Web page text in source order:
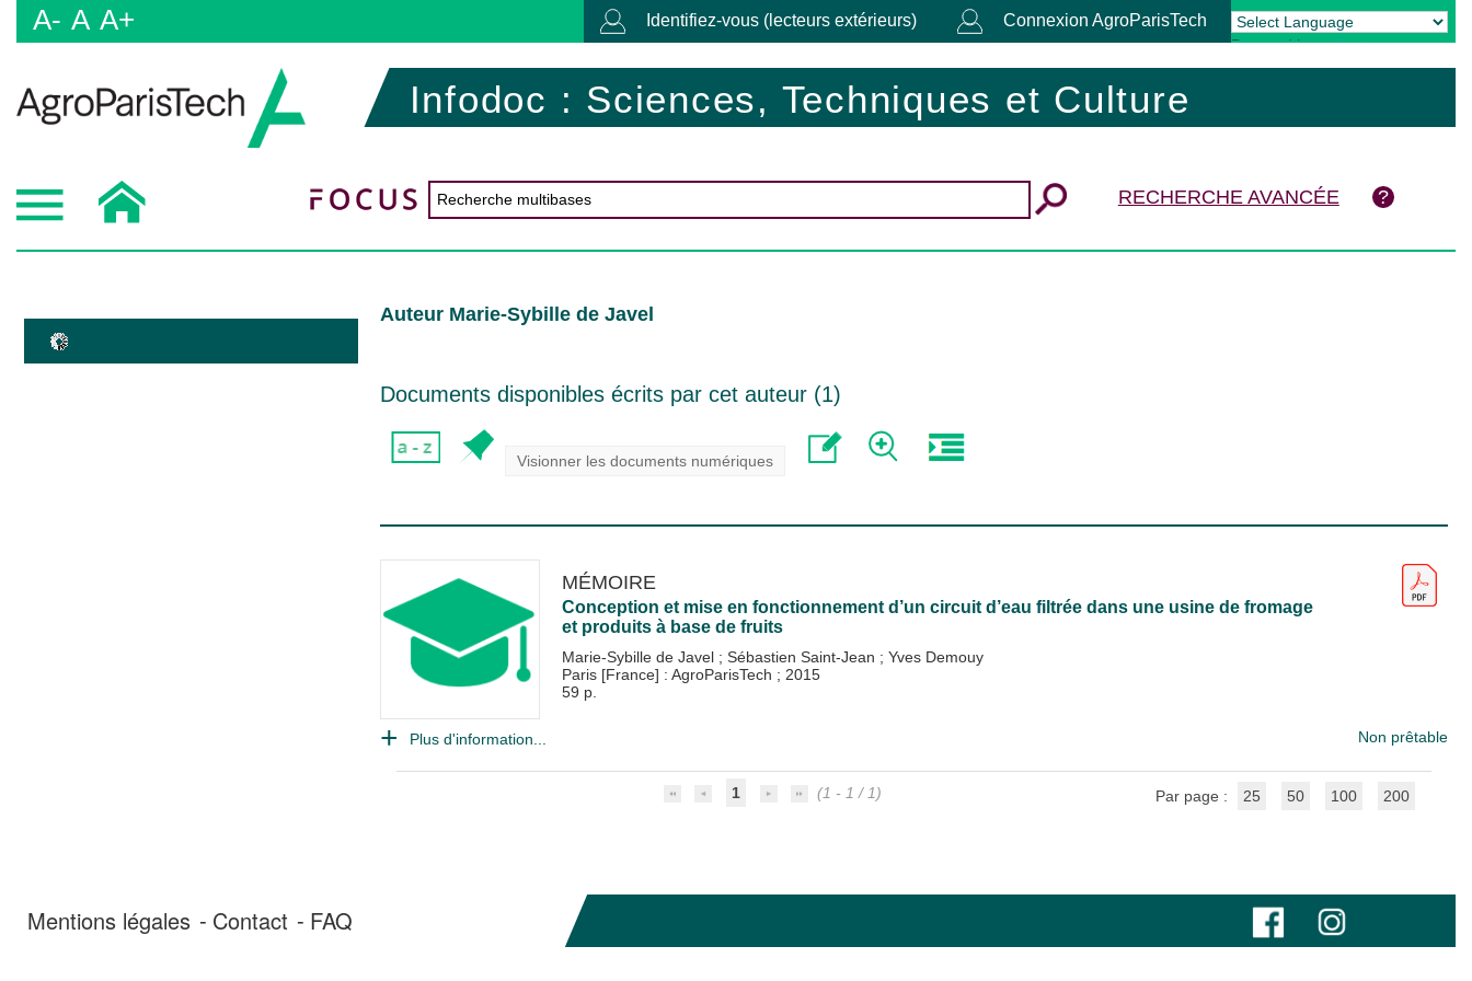
A- A A+ Identifiez-vous (lecteurs extérieurs) Connexion AgroParisTech
Powered by Translate
Infodoc : Sciences, Techniques et Culture
RECHERCHE AVANCÉE
Auteur Marie-Sybille de Javel
Documents disponibles écrits par cet auteur (1)
Visionner les documents numériques
MÉMOIRE
Conception et mise en fonctionnement d’un circuit d’eau filtrée dans une usine de fromage
et produits à base de fruits
Marie-Sybille de Javel ; Sébastien Saint-Jean ; Yves Demouy
Paris [France] : AgroParisTech ; 2015
59 p.
Plus d'information... Non prêtable
1 (1 - 1 / 1) Par page : 25 50 100 200
Mentions légales Contact FAQ